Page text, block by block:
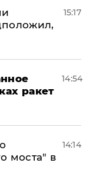
15:17
ракет
14:54
моста" в
14:14